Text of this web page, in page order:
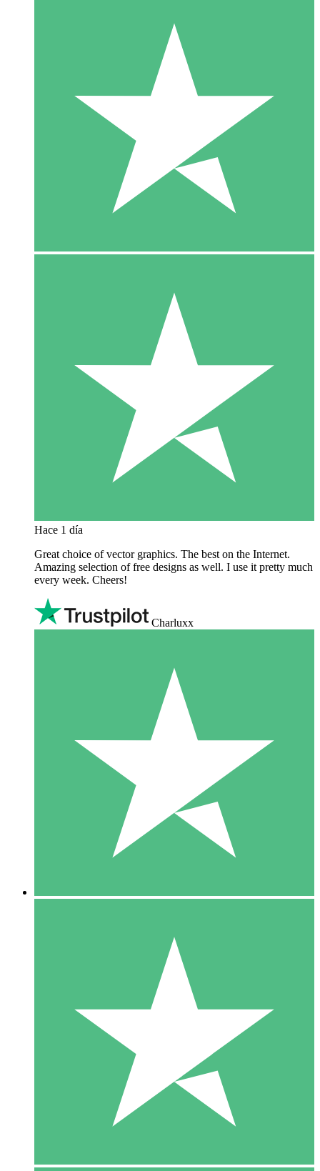
Hace 1 día
Great choice of vector graphics. The best on the Internet.
Amazing selection of free designs as well. I use it pretty much
every week. Cheers!
Charluxx